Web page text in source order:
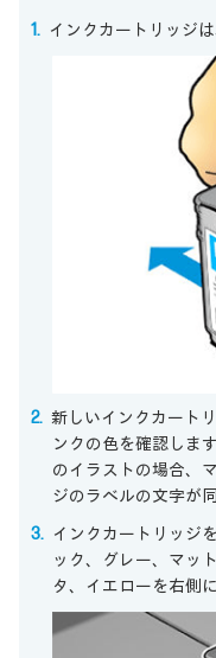
インクカートリッジ
新しいインクカート
ンクの色を確認しま
のイラストの場合、
ジのラベルの文字が
インクカートリッジ
ック、グレー、マッ
タ、イエローを右側